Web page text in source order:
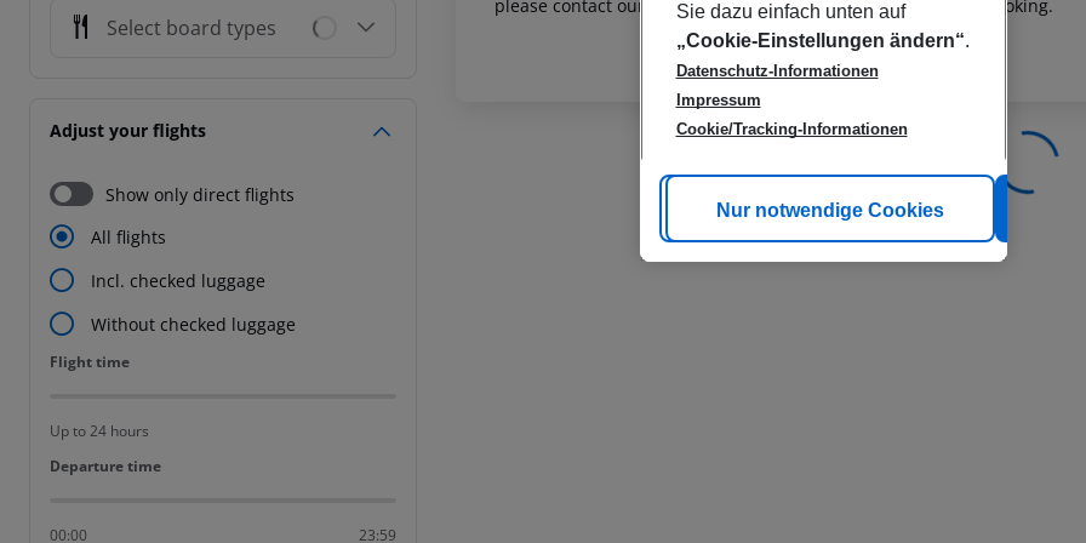
Select board types
Adjust your flights
Show only direct flights
All flights
Incl. checked luggage
Without checked luggage
Flight time
Flight time
Up to 24 hours
Departure time
Departure time
00:00 23:59
please contact our customer service before confirming your booking.
Sie dazu einfach unten auf
„Cookie-Einstellungen ändern“.
Datenschutz-Informationen
Impressum
Cookie/Tracking-Informationen
Cookie anpassen
Nur notwendige Cookies